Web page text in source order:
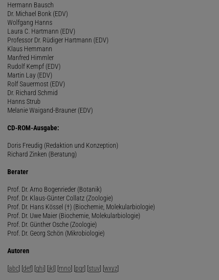
Hermann Bausch
Dr. Michael Bonk (EDV)
Wolfgang Hanns
Laura C. Hartmann (EDV)
Professor Dr. Rüdiger Hartmann (EDV)
Klaus Hemmann
Manfred Himmler
Rudolf Kempf (EDV)
Martin Lay (EDV)
Rolf Sauermost (EDV)
Dr. Richard Schmid
Hanns Strub
Melanie Waigand-Brauner (EDV)
CD-ROM-Ausgabe:
Doris Freudig (Redaktion und Konzeption)
Richard Zinken (Beratung)
Berater
Prof. Dr. Arno Bogenrieder (Botanik)
Prof. Dr. Klaus-Günter Collatz (Zoologie)
Prof. Dr. Hans Kössel (†) (Biochemie, Molekularbiologie)
Prof. Dr. Uwe Maier (Biochemie, Molekularbiologie)
Prof. Dr. Günther Osche (Zoologie)
Prof. Dr. Georg Schön (Mikrobiologie)
Autoren
[abc] [def] [ghi] [jkl] [mno] [pqr] [stuv] [wxyz]